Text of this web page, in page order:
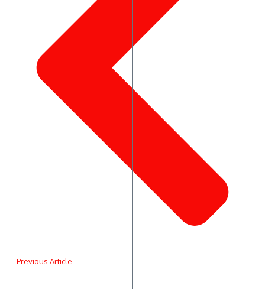
Previous Article